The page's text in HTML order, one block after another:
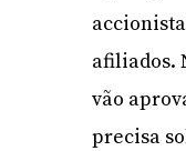
afiliados.
vão
precisa